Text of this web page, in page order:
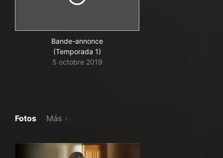
Bande-annonce
(Temporada 1)
5 octobre 2019
Fotos Más